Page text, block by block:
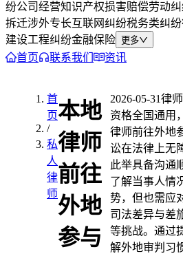
纷公司经营知识产权损害赔偿劳动
拆迁涉外专长互联网纠纷税务类纠纷
建设工程纠纷金融保险 更多
首页 联系我们 资讯
首
页
/
私
人
律
师
本地
律师
前往
外地
参与
2026-05-31律
资格全国通用
律师前往外地
讼在法律上无
此举具备沟通
了解当事人情
势，但也需应
司法差异与差
等挑战。通过
解外地审判习